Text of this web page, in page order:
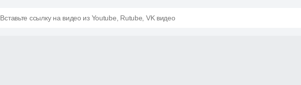
Вставьте ссылку на видео из Youtube, Rutube, VK видео